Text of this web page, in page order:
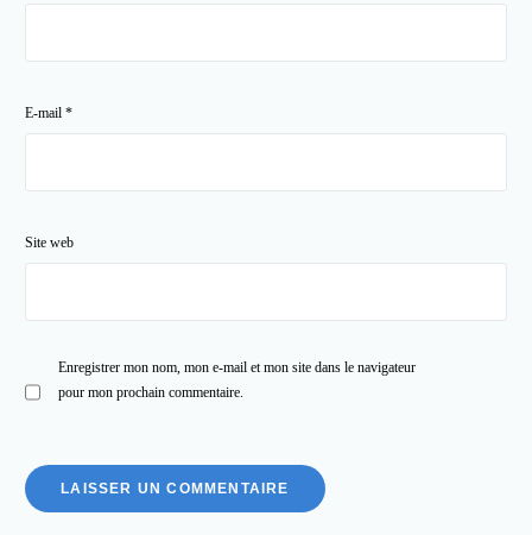
E-mail*
Site web
Enregistrer mon nom, mon e-mail et mon site dans le navigateur
pour mon prochain commentaire.
01 89 70 74 43